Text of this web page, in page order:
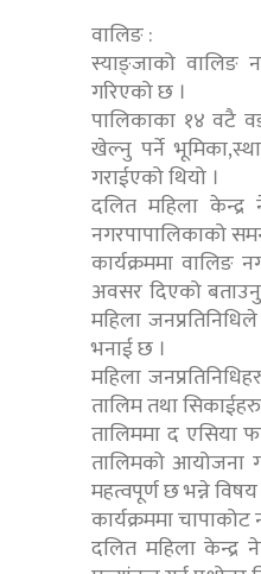
वालिङ :
स्याङ्जाको वालिङ
गरिएको छ ।
पालिकाका १४ वटै
खेल्नु पर्ने
गराईएको थियो ।
दलित महिला
नगरपापालिकाको
कार्यक्रममा वालिङ
अवसर दिएको
महिला
भनाई छ ।
महिला
तालिम तथा
तालिममा द एसिया
तालिमको आयोजना
महत्वपूर्ण छ भन्ने
कार्यक्रममा
दलित महिला केन्द्र